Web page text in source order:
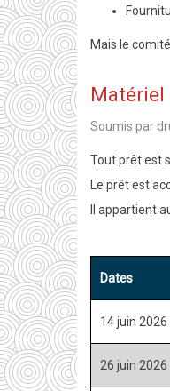
Mais le
Matériel
Soumis par
Tout prêt est
Le prêt est
Il appartient
Dates
14 juin 2026
26 juin 2026